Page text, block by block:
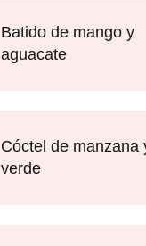
Batido de mango y
aguacate
Cóctel de manzana
verde